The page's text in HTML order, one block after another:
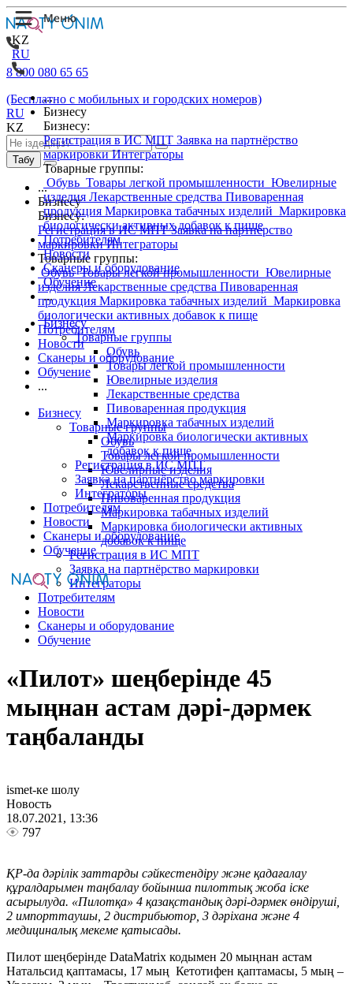
KZ
RU
...
Бизнесу
Бизнесу:
Регистрация в ИС МПТ Заявка на партнёрство
маркировкиИнтеграторы
Товарные группы:
Обувь Товары легкой промышленности Ювелирные
изделия Лекарственные средства Пивоваренная
продукция Маркировка табачных изделий Маркировка
биологически активных добавок к пище
Потребителям
Новости
Сканеры и оборудование
Обучение
...
Бизнесу
Товарные группы
Обувь
Товары легкой промышленности
Ювелирные изделия
Лекарственные средства
Пивоваренная продукция
Маркировка табачных изделий
Маркировка биологически активных
добавок к пище
Регистрация в ИС МПТ
Заявка на партнёрство маркировки
Интеграторы
Потребителям
Новости
Сканеры и оборудование
Обучение
8 800 080 65 65
(Бесплатно с мобильных и городских номеров)
RU
KZ
Табу
...
Бизнесу
Бизнесу:
Регистрация в ИС МПТЗаявка на партнёрство
маркировкиИнтеграторы
Товарные группы:
ОбувьТовары легкой промышленности Ювелирные
изделияЛекарственные средства Пивоваренная
продукция Маркировка табачных изделий Маркировка
биологически активных добавок к пище
Потребителям
Новости
Сканеры и оборудование
Обучение
...
Бизнесу
Товарные группы
Обувь
Товары легкой промышленности
Ювелирные изделия
Лекарственные средства
Пивоваренная продукция
Маркировка табачных изделий
Маркировка биологически активных
добавок к пище
Регистрация в ИС МПТ
Заявка на партнёрство маркировки
Интеграторы
Потребителям
Новости
Сканеры и оборудование
Обучение
«Пилот» шеңберінде 45
мыңнан астам дәрі-дәрмек
таңбаланды
ismet-ке шолу
Новость
18.07.2021, 13:36
797
ҚР-да дәрілік заттарды сәйкестендіру және қадағалау
құралдарымен таңбалау бойынша пилоттық жоба іске
асырылуда. «Пилотқа» 4 қазақстандық дәрі-дәрмек өндіруші,
2 импорттаушы, 2 дистрибьютор, 3 дәріхана және 4
медициналық мекеме қатысады.
Пилот шеңберінде DataMatrix кодымен 20 мыңнан астам
Натальсид қаптамасы, 17 мың Кетотифен қаптамасы, 5 мың –